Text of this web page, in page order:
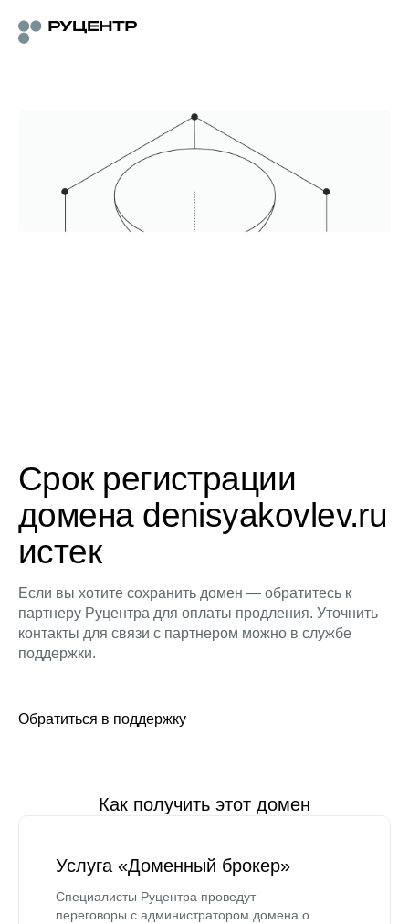
Срок регистрации
домена denisyakovlev.ru
истек
Если вы хотите сохранить домен — обратитесь к
партнеру Руцентра для оплаты продления. Уточнить
контакты для связи с партнером можно в службе
поддержки.
Обратиться в поддержку
Как получить этот домен
Услуга «Доменный брокер»
Специалисты Руцентра проведут
переговоры с администратором домена о